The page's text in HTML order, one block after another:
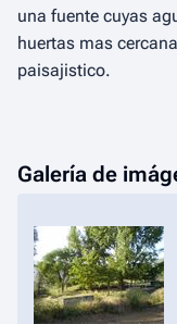
una fuente cuyas
huertas mas
paisajistico.
Galería de